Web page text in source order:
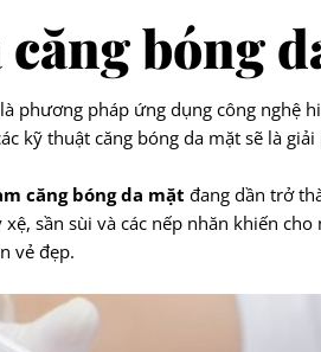
căng bóng
phương pháp ứng dụng công nghệ
kỹ thuật căng bóng da mặt sẽ là
căng bóng da mặt đang dần trở
sần sùi và các nếp nhăn khiến
vẻ đẹp.